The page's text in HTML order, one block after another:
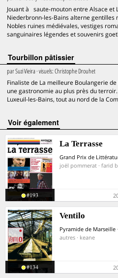
Jouant à saute-mouton entre Alsace et
Niederbronn-les-Bains alterne gentilles
Nobles ruines médiévales, vestiges
sanguinaires légendes et souvenirs
Tourbillon pâtissier
parSuzi Vieira · visuels:Christophe Drouhet
Finaliste de La meilleure Boulangerie
une gastronomie au plus près du
Luxeuil-les-Bains, tout au nord de la
voir également
La Terrasse
Grand Prix de
joël pommerat · farid
#193
Ventilo
Pyramide de Marseille
autres · keane
#134